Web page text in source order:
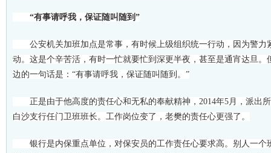
“有事请呼我，保证随叫随到”
公安机关加班加点是常事，有时候上级组织统一行动，因为警力
动。这是个辛苦活，有时一忙就要忙到深更半夜，甚至是通宵达旦
边的一句话是：“有事请呼我，保证随叫随到。”
正是由于他高度的责任心和无私的奉献精神，2014年5月，派出
白沙支行任门卫班班长。工作岗位变了，老樊的责任心更强了。
银行是内保重点单位，对保安员的工作责任心要求高。别人一个